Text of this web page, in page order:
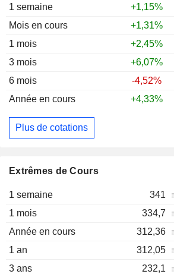
1 semaine
+1,15%
Mois en cours
+1,31%
1 mois
+2,45%
3 mois
+6,07%
6 mois
-4,52%
Année en cours
+4,33%
Plus de cotations
Extrêmes de Cours
1 semaine 341
1 mois
334,7
Année en cours
312,36
1 an
312,05
3 ans
232,1